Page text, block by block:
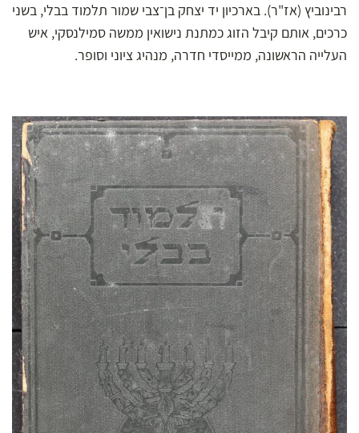
רבינוביץ (אז"ר). בארכיון יד יצחק בן־צבי שמור תלמוד בבלי, בשני
כרכים, אותם קיבל הזוג כמתנת נישואין ממשה סמילנסקי, איש
העלייה הראשונה, ממייסדי חדרה, מנהיג ציוני וסופר.